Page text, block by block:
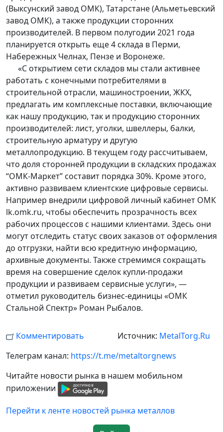
(Выксунский завод ОМК), Татарстане (Альметьевский
завод ОМК), а также продукции сторонних
производителей. В первом полугодии 2021 года
планируется открыть еще 4 склада в Перми,
Набережных Челнах, Пензе и Воронеже.
«С открытием сети складов мы стали активнее
работать с конечными потребителями в
строительной отрасли, машиностроении, ЖКХ,
предлагать им комплексные поставки, включающие
как нашу продукцию, так и продукцию сторонних
производителей: лист, уголки, швеллеры, балки,
строительную арматуру и другую
металлопродукцию. В текущем году рассчитываем,
что доля сторонней продукции в складских продажах
“ОМК-Маркет” составит порядка 30%. Кроме этого,
активно развиваем клиентские цифровые сервисы.
Например внедрили цифровой личный кабинет ОМК
lk.omk.ru, чтобы обеспечить прозрачность всех
рабочих процессов с нашими клиентами. Здесь они
могут отследить статус своих заказов от оформления
до отгрузки, найти всю кредитную информацию,
архивные документы. Также стремимся сокращать
время на совершение сделок купли-продажи
продукции и развиваем сервисные услуги», —
отметил руководитель бизнес-единицы «ОМК
Стальной Спектр» Роман Рыбалов.
Комментировать Источник: MetalTorg.Ru
Телеграм канал: https://t.me/metaltorgnews
Читайте новости рынка в нашем мобильном
приложении
Перейти к ленте новостей рынка металлов